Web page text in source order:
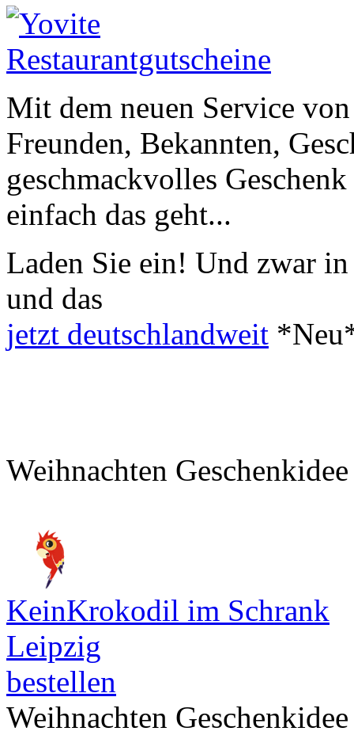
Mit dem neuen Service
Freunden, Bekannten,
geschmackvolles
einfach das geht...
Laden Sie ein! Und zwar in
und das
jetzt deutschlandweit
Weihnachten Geschenkidee
KeinKrokodil im Schrank
Leipzig
bestellen
Weihnachten Geschenkidee